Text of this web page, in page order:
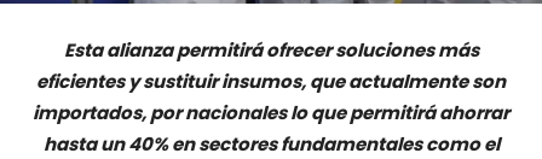
Esta alianza permitirá ofrecer soluciones más
eficientes y sustituir insumos, que actualmente son
importados, por nacionales lo que permitirá ahorrar
hasta un 40% en sectores fundamentales como el